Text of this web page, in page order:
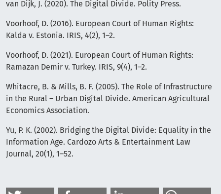
van Dijk, J. (2020). The Digital Divide. Polity Press.
Voorhoof, D. (2016). European Court of Human Rights:
Kalda v. Estonia. IRIS, 4(2), 1–2.
Voorhoof, D. (2021). European Court of Human Rights:
Ramazan Demir v. Turkey. IRIS, 9(4), 1–2.
Whitacre, B. & Mills, B. F. (2005). The Role of Infrastructure
in the Rural – Urban Digital Divide. American Agricultural
Economics Association.
Yu, P. K. (2002). Bridging the Digital Divide: Equality in the
Information Age. Cardozo Arts & Entertainment Law
Journal, 20(1), 1–52.